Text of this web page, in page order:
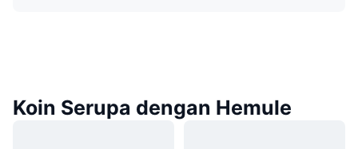
Koin Serupa dengan Hemule